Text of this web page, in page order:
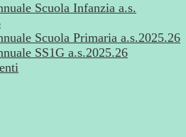
Scuola Infanzia a.s.
Scuola Primaria a.s.2025.26
SS1G a.s.2025.26